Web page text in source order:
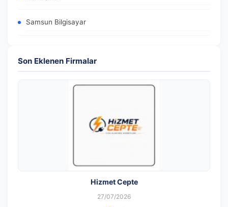
Samsun Bilgisayar
Son Eklenen Firmalar
Hizmet Cepte
27/07/2026